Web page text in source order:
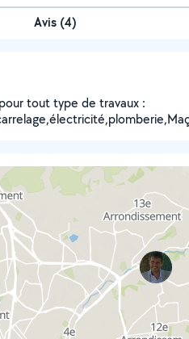
Avis (4)
tout type de travaux :